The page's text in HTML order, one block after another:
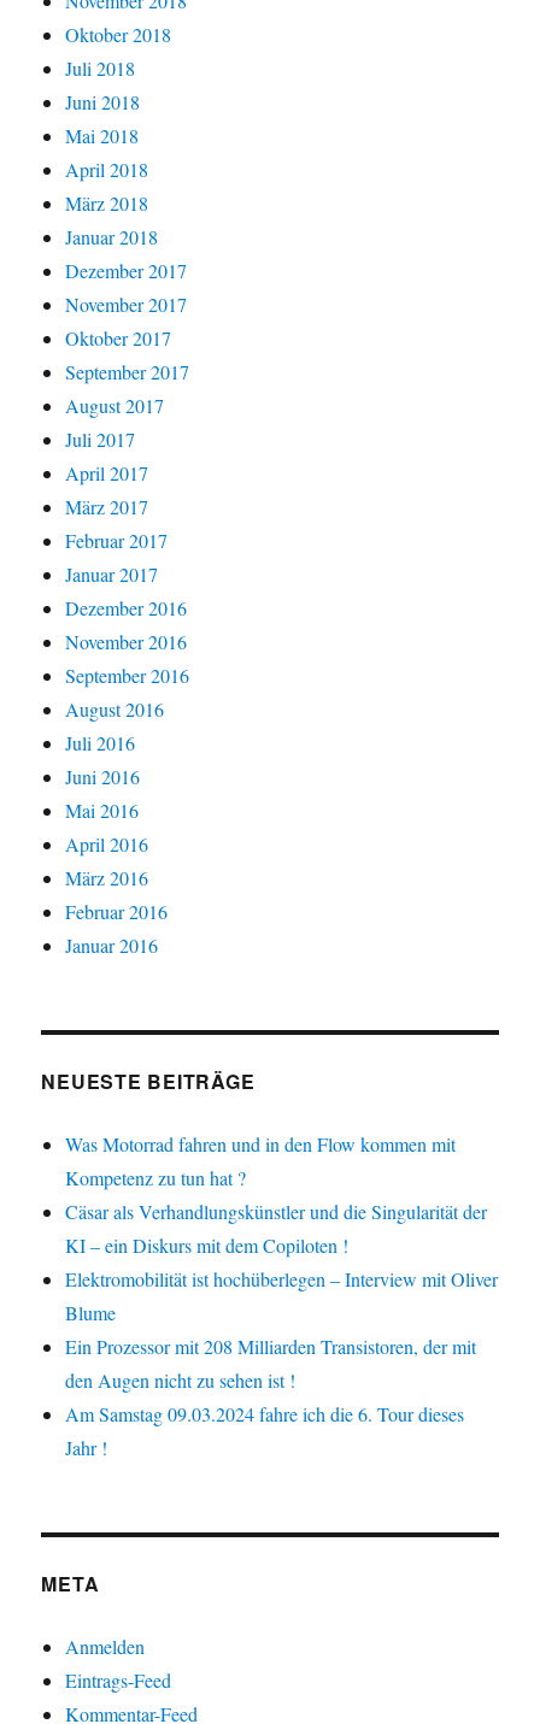
Oktober 2018
Juli 2018
Juni 2018
Mai 2018
April 2018
März 2018
Januar 2018
Dezember 2017
November 2017
Oktober 2017
September 2017
August 2017
Juli 2017
April 2017
März 2017
Februar 2017
Januar 2017
Dezember 2016
November 2016
September 2016
August 2016
Juli 2016
Juni 2016
Mai 2016
April 2016
März 2016
Februar 2016
Januar 2016
NEUESTE BEITRÄGE
Was Motorrad fahren und in den Flow kommen mit
Kompetenz zu tun hat ?
Cäsar als Verhandlungskünstler und die Singularität der
KI – ein Diskurs mit dem Copiloten !
Elektromobilität ist hochüberlegen – Interview mit Oliver
Blume
Ein Prozessor mit 208 Milliarden Transistoren, der mit
den Augen nicht zu sehen ist !
Am Samstag 09.03.2024 fahre ich die 6. Tour dieses
Jahr !
META
Anmelden
Eintrags-Feed
Kommentar-Feed